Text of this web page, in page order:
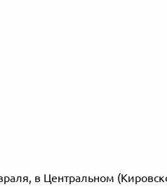
в Центральном